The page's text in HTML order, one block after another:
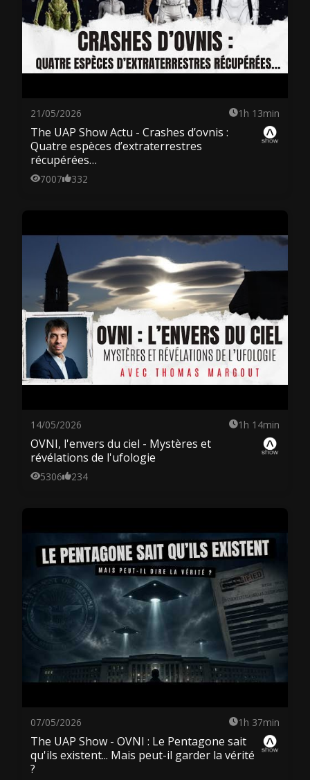
21/05/2026 1h 13min
The UAP Show Actu - Crashes d’ovnis :
Quatre espèces d’extraterrestres
récupérées…
7007 332
14/05/2026 1h 14min
OVNI, l'envers du ciel - Mystères et
révélations de l'ufologie
5306 234
07/05/2026 1h 37min
The UAP Show - OVNI : Le Pentagone sait
qu'ils existent... Mais peut-il garder la vérité
?